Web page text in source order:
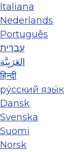
Italiana
Nederlands
Português
עברית
العَرَبِيَّة
हिन्दी
ру́сский язы́к
Dansk
Svenska
Suomi
Norsk